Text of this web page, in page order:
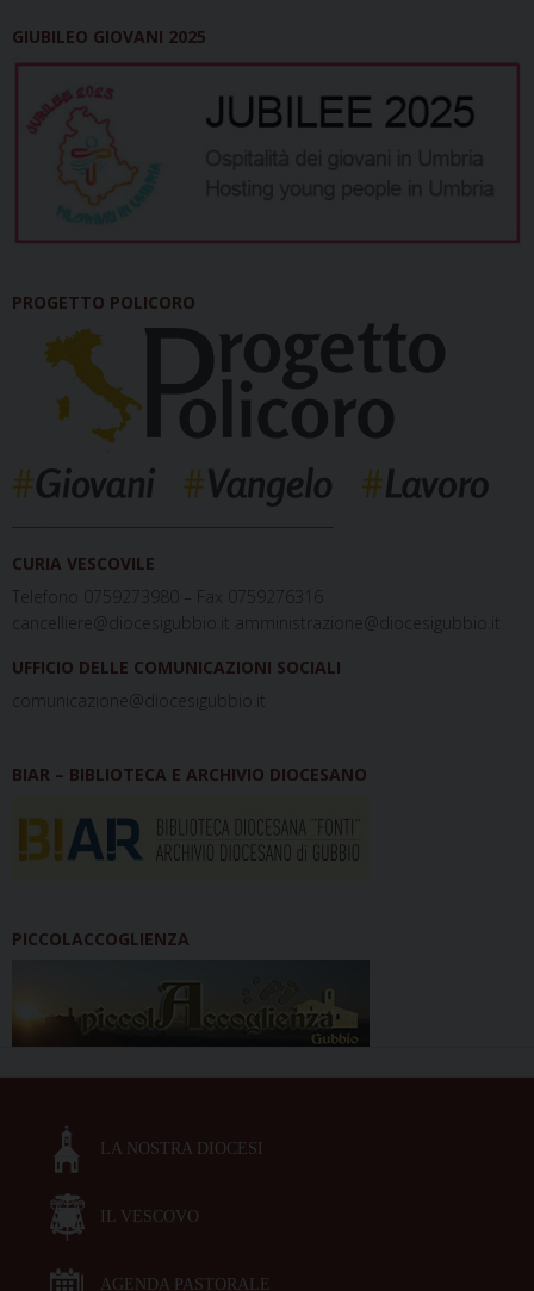
GIUBILEO GIOVANI 2025
PROGETTO POLICORO
CURIA VESCOVILE
Telefono 0759273980 – Fax 0759276316
cancelliere@diocesigubbio.it amministrazione@diocesigubbio.it
UFFICIO DELLE COMUNICAZIONI SOCIALI
comunicazione@diocesigubbio.it
BIAR – BIBLIOTECA E ARCHIVIO DIOCESANO
PICCOLACCOGLIENZA
LA NOSTRA DIOCESI
IL VESCOVO
AGENDA PASTORALE